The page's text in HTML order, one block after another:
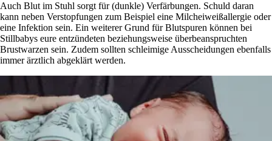
Auch Blut im Stuhl sorgt für (dunkle) Verfärbungen. Schuld daran
kann neben Verstopfungen zum Beispiel eine Milcheiweißallergie oder
eine Infektion sein. Ein weiterer Grund für Blutspuren können bei
Stillbabys eure entzündeten beziehungsweise überbeanspruchten
Brustwarzen sein. Zudem sollten schleimige Ausscheidungen ebenfalls
immer ärztlich abgeklärt werden.